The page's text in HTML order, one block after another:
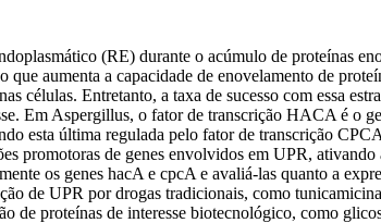
(RE) durante o acúmulo de proteínas
que aumenta a capacidade de enovelamento de
células. Entretanto, a taxa de sucesso com essa
Em Aspergillus, o fator de transcrição HACA é o
esta última regulada pelo fator de transcrição
promotoras de genes envolvidos em UPR,
os genes hacA e cpcA e avaliá-las quanto a
de UPR por drogas tradicionais, como
de proteínas de interesse biotecnológico, como